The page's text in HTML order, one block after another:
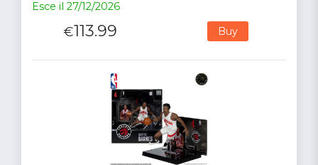
Esce il 27/12/2026
€113.99 Buy